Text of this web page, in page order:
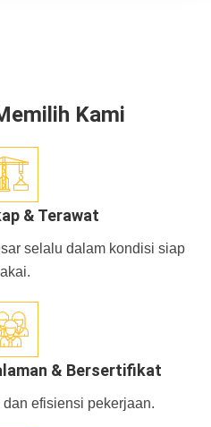
Kami
& Terawat
selalu dalam kondisi siap
& Bersertifikat
efisiensi pekerjaan.